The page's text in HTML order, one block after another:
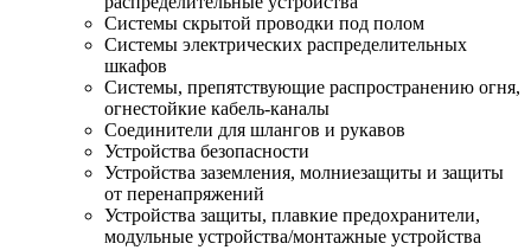
Системы скрытой проводки под полом
Системы электрических распределительных
шкафов
Системы, препятствующие распространению огня,
огнестойкие кабель-каналы
Соединители для шлангов и рукавов
Устройства безопасности
Устройства заземления, молниезащиты и защиты
от перенапряжений
Устройства защиты, плавкие предохранители,
модульные устройства/монтажные устройства